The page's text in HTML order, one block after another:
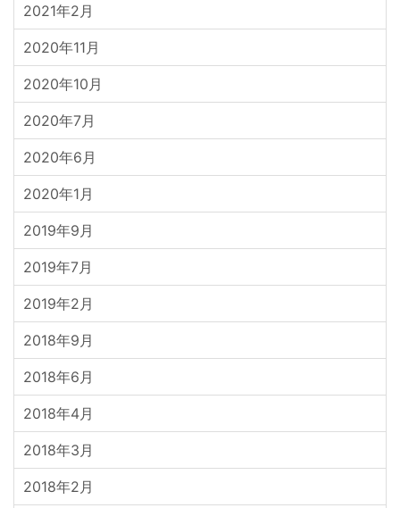
2021年2月
2020年11月
2020年10月
2020年7月
2020年6月
2020年1月
2019年9月
2019年7月
2019年2月
2018年9月
2018年6月
2018年4月
2018年3月
2018年2月